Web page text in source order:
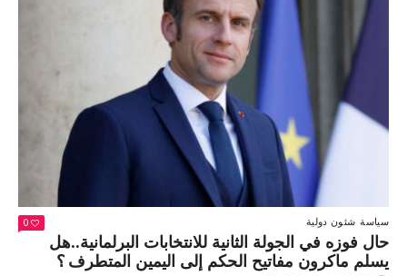
اختبار
الغرب
مغلقة
سياسة شئون دولية 0
حال فوزه في الجولة الثانية للانتخابات البرلمانية..هل
يسلم ماكرون مفاتيح الحكم إلى اليمين المتطرف ؟